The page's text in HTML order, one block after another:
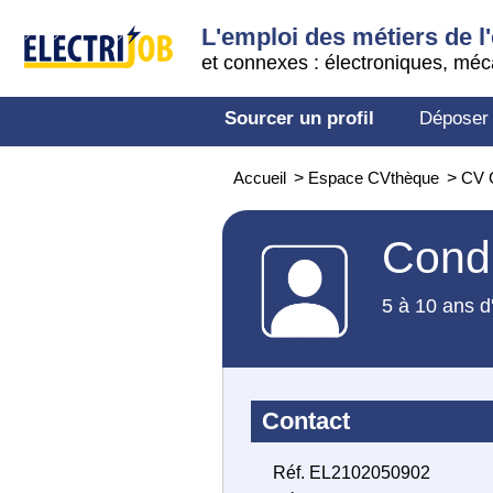
L'emploi des métiers de
et connexes : électroniques,
Sourcer un profil
Accueil > Espace CVthèque > CV
5 à 10 ans
Contact
Réf. EL2102050902